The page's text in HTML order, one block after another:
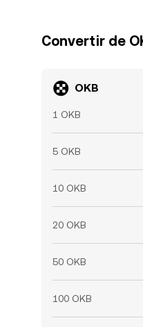
Convertir de
OKB
1 OKB
5 OKB
10 OKB
20 OKB
50 OKB
100 OKB